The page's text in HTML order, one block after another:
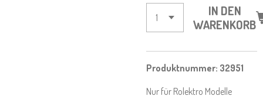
IN DEN
WARENKORB
Produktnummer: 32951
Nur für Rolektro Modelle